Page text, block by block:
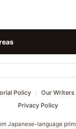
Policy Our Writers
Privacy Policy
Japanese-language